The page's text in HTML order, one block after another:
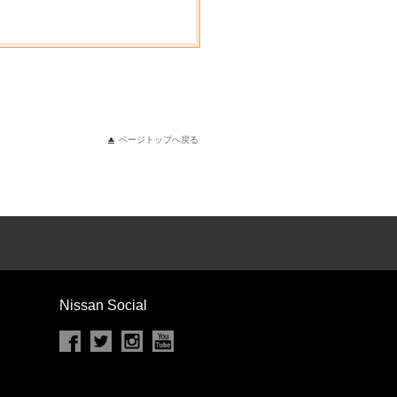
ページトップへ戻る
Nissan Social